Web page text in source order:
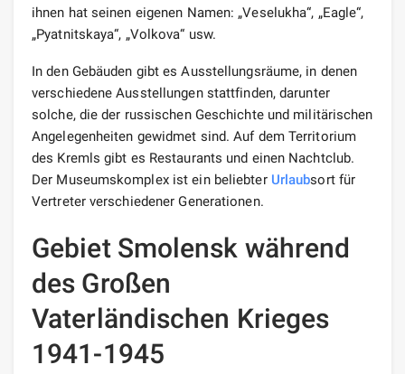
ihnen hat seinen eigenen Namen: „Veselukha“, „Eagle“,
„Pyatnitskaya“, „Volkova“ usw.
In den Gebäuden gibt es Ausstellungsräume, in denen
verschiedene Ausstellungen stattfinden, darunter
solche, die der russischen Geschichte und militärischen
Angelegenheiten gewidmet sind. Auf dem Territorium
des Kremls gibt es Restaurants und einen Nachtclub.
Der Museumskomplex ist ein beliebter Urlaubsort für
Vertreter verschiedener Generationen.
Gebiet Smolensk während
des Großen
Vaterländischen Krieges
1941-1945